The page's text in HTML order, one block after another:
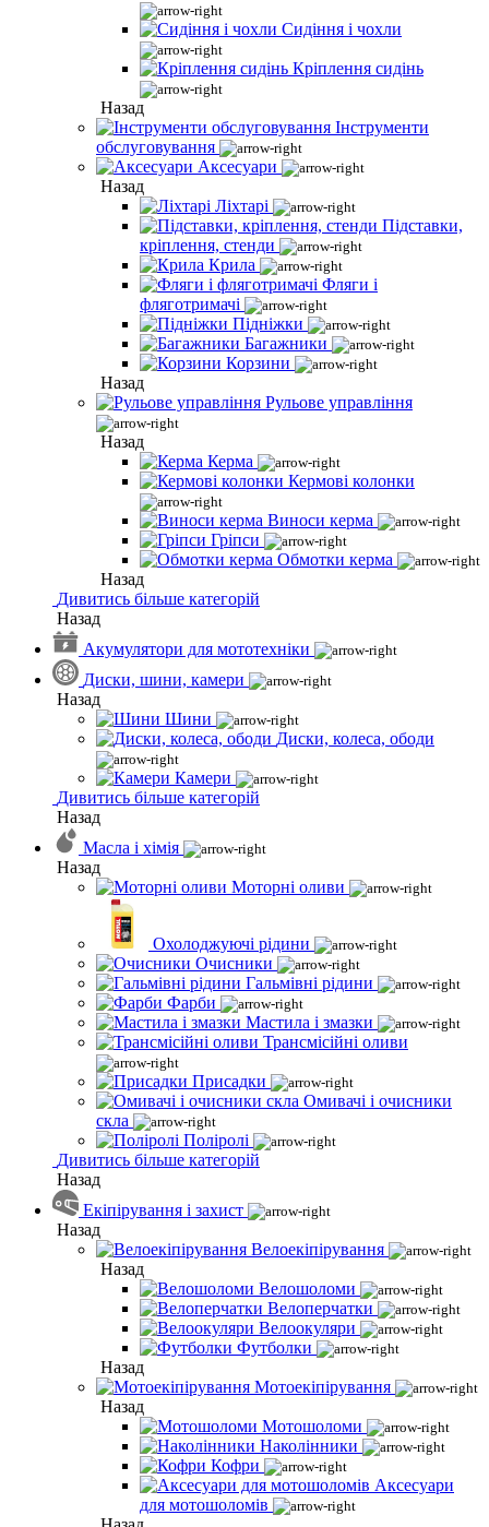
Сидіння і чохли
Кріплення сидінь
Назад
Інструменти
обслуговування
Аксесуари
Назад
Ліхтарі
Підставки,
кріплення, стенди
Крила
Фляги і
фляготримачі
Підніжки
Багажники
Корзини
Назад
Рульове управління
Назад
Керма
Кермові колонки
Виноси керма
Гріпси
Обмотки керма
Назад
Дивитись більше категорій
Назад
Акумулятори для мототехніки
Диски, шини, камери
Назад
Шини
Диски, колеса, ободи
Камери
Дивитись більше категорій
Назад
Масла і хімія
Назад
Моторні оливи
Охолоджуючі рідини
Очисники
Гальмівні рідини
Фарби
Мастила і змазки
Трансмісійні оливи
Присадки
Омивачі і очисники
скла
Поліролі
Дивитись більше категорій
Назад
Екіпірування і захист
Назад
Велоекіпірування
Назад
Велошоломи
Велоперчатки
Велоокуляри
Футболки
Назад
Мотоекіпірування
Назад
Мотошоломи
Наколінники
Кофри
Аксесуари
для мотошоломів